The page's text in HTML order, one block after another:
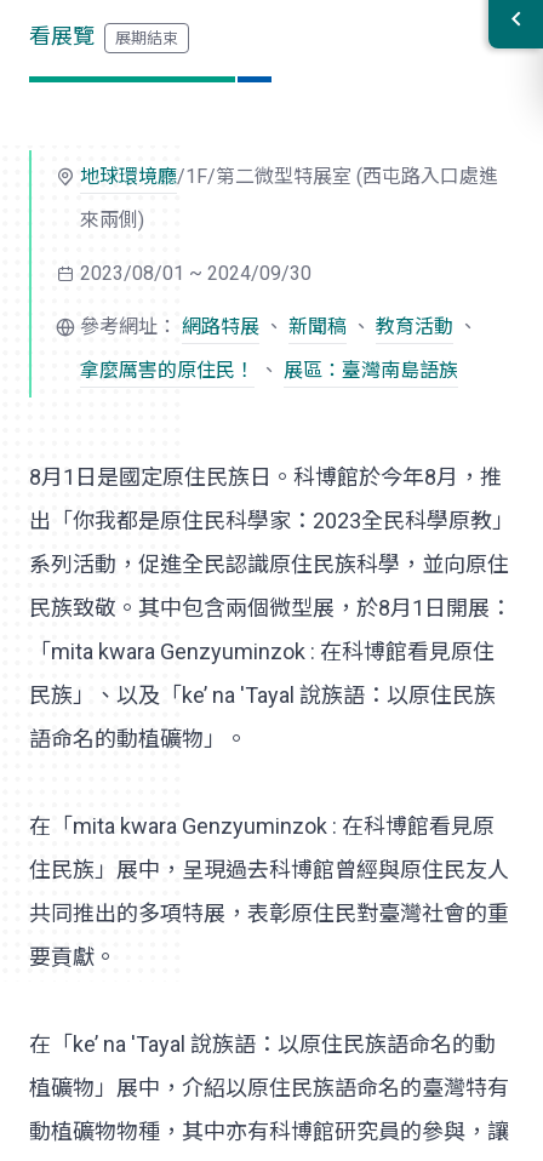
看展覽
地球環境廳/1F/第二微型特展室 (西屯路入口處進
來兩側)
2023/08/01 ~ 2024/09/30
參考網址： 網路特展 、 新聞稿 、 教育活動 、
拿麼厲害的原住民！
、 展區：臺灣南島語族
8月1日是國定原住民族日。科博館於今年8月，推
出「你我都是原住民科學家：2023全民科學原教」
系列活動，促進全民認識原住民族科學，並向原住
民族致敬。其中包含兩個微型展，於8月1日開展：
「mita kwara Genzyuminzok : 在科博館看見原住
民族」、以及「ke’ na 'Tayal 說族語：以原住民族
語命名的動植礦物」。
在「mita kwara Genzyuminzok : 在科博館看見原
住民族」展中，呈現過去科博館曾經與原住民友人
共同推出的多項特展，表彰原住民對臺灣社會的重
要貢獻。
在「ke’ na 'Tayal 說族語：以原住民族語命名的動
植礦物」展中，介紹以原住民族語命名的臺灣特有
動植礦物物種，其中亦有科博館研究員的參與，讓